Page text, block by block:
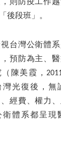
則防疫工作
後段班」。
台灣公衛體
預防為主、
陳美霞，2011
灣光復後，無
經費、權力
衛體系都呈現